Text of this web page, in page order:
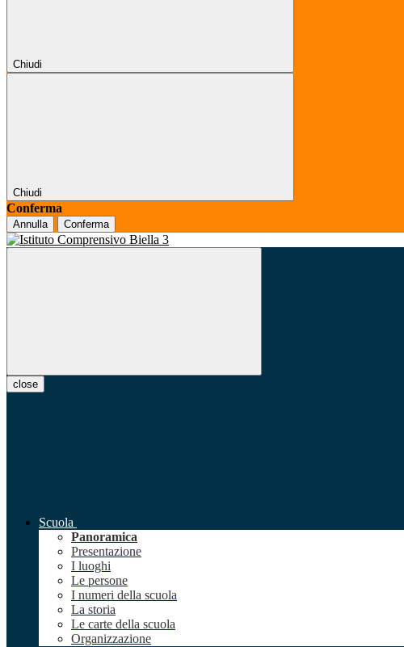
Chiudi
Chiudi
Conferma
Annulla Conferma
close
Scuola
Panoramica
Presentazione
I luoghi
Le persone
I numeri della scuola
La storia
Le carte della scuola
Organizzazione